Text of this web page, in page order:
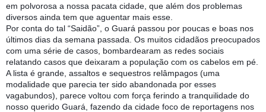
em polvorosa a nossa pacata cidade, que além dos problemas
diversos ainda tem que aguentar mais esse.
Por conta do tal “Saidão”, o Guará passou por poucas e boas nos
últimos dias da semana passada. Os muitos cidadãos preocupados
com uma série de casos, bombardearam as redes sociais
relatando casos que deixaram a população com os cabelos em pé.
A lista é grande, assaltos e sequestros relâmpagos (uma
modalidade que parecia ter sido abandonada por esses
vagabundos), parece voltou com força ferindo a tranquilidade do
nosso querido Guará, fazendo da cidade foco de reportagens nos